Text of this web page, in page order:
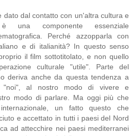
dato dal contatto con un'altra cultura e
una componente essenziale
Perché azzopparla con
e di italianità? In questo senso
il film sottotitolato, e non quello
culturale "utile". Parte del
deriva anche da questa tendenza a
"noi", al nostro modo di vivere e
modo di parlare. Ma oggi più che
un fatto questo che
e accettato in tutti i paesi del Nord
ad attecchire nei paesi mediterranei